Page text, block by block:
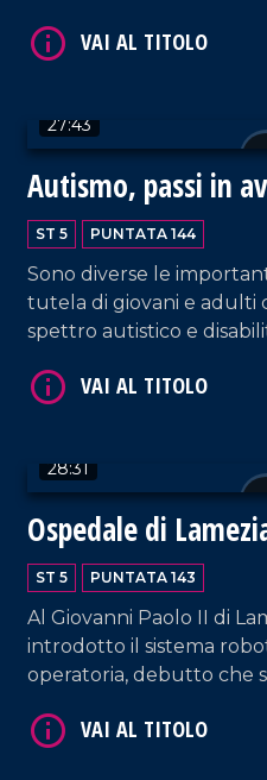
Salvatore Gurnari,
Mandarano.
27:43
Autismo, passi in
ST 5 PUNTATA 144
Sono diverse le
tutela di giovani e adulti
spettro autistico e
all'inclusione sociale,
collegamento dalla sede
delle Farfalle"
famiglie e volontari.
Calabria a cura di Elisa
28:31
Ospedale di
ST 5 PUNTATA 143
Al Giovanni Paolo II di
introdotto il sistema
operatoria, debutto che
generale. La puntata
VAI AL TITOLO